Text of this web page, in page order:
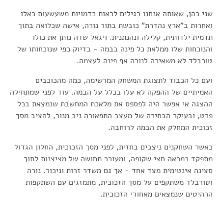
שני כהן, שאותה אנחנו רגילים לראות כדמויות משעשעות כאלו
ואחרות ב"ארץ נהדרת" כובשת בתור נורה, אישה שכלואה בתוך
תדמית ילדותית, קלילה ונהנתנית. ויגאל שדה נותן את כולו
והנוכחות שלו ממלאת כל פינה בבמה - בדיוק כפי שנוכחותו של
טורבלד לא משאירה לנורה אף פינה לעצמה.
ועם כל הכבוד לתצוגת המשחק המרשימה, כמה מהכוכבים
האמיתיים של ההפקה לא עלו בכלל על הבמה. עוד לפני שמתחילה
ההצגה אי אפשר היה לפספס את מלאכת המחשבת שנמצאת בכל
פרט, ובעיקר הבחירה של מעצב התפאורה ניב מנור, להציב מסך
זכוכית המחלק את הבמה לרוחבה.
כאשר השחקנים ניצבים בחזית, לפני מסך הזכוכית, החלון הגדול
מתפקד כמראה חצי שקופה, ומעורר תחושה של מציצנות לתוך
סצינה אינטימית מצד אחד - אך גם משדר זרות וניכור. נורה
וטורבלד משתקפים על מסך הזכוכית, מתמזגים עם השתקפות
הרהיטים שנמצאים מאחורי הזכוכית.